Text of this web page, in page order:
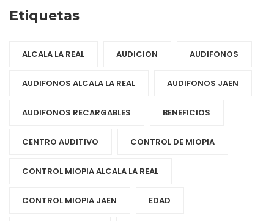
Etiquetas
ALCALA LA REAL AUDICION AUDIFONOS
AUDIFONOS ALCALA LA REAL AUDIFONOS JAEN
AUDIFONOS RECARGABLES BENEFICIOS
CENTRO AUDITIVO CONTROL DE MIOPIA
CONTROL MIOPIA ALCALA LA REAL
CONTROL MIOPIA JAEN EDAD